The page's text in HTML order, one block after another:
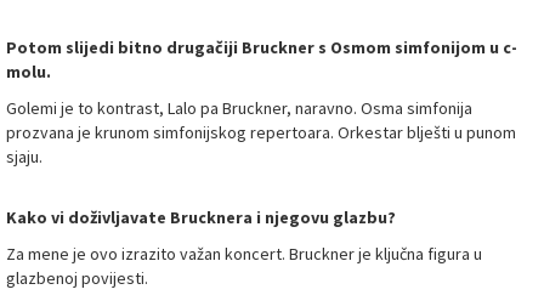
Potom slijedi bitno drugačiji Bruckner s Osmom simfonijom u c-
molu.
Golemi je to kontrast, Lalo pa Bruckner, naravno. Osma simfonija
prozvana je krunom simfonijskog repertoara. Orkestar blješti u punom
sjaju.
Kako vi doživljavate Brucknera i njegovu glazbu?
Za mene je ovo izrazito važan koncert. Bruckner je ključna figura u
glazbenoj povijesti.